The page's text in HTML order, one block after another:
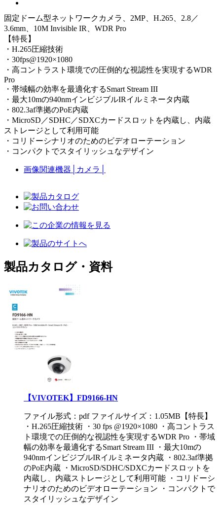
固定ドーム型ネットワークカメラ、2MP、H.265、2.8／
3.6mm、10M Invisible IR、WDR Pro
【特長】
・H.265圧縮技術
・30fps@1920×1080
・高コントラスト環境での圧倒的な視認性を実現するWDR
Pro
・帯域幅の効率を最適化するSmart Stream III
・最大10mの940nmインビジブルIRイルミネータ内蔵
・802.3af準拠のPoE内蔵
・MicroSD／SDHC／SDXCカードスロットを内蔵し、内蔵
ストレージとして利用可能
・コリドーシナリオのためのビデオローテーション
・コンパクトでスタイリッシュなデザイン
画像関連機器 カメラ
製品カタログ・資料
【VIVOTEK】FD9166-HN
ファイル形式：pdf ファイルサイズ：1.05MB 【特長】
・H.265圧縮技術 ・30 fps @1920×1080 ・高コントラス
ト環境での圧倒的な視認性を実現するWDR Pro ・帯域
幅の効率を最適化するSmart Stream III ・最大10mの
940nmインビジブルIRイルミネータ内蔵 ・802.3af準拠
のPoE内蔵 ・MicroSD/SDHC/SDXCカードスロットを
内蔵し、内蔵ストレージとして利用可能 ・コリドーシ
ナリオのためのビデオローテーション ・コンパクトで
スタイリッシュなデザイン